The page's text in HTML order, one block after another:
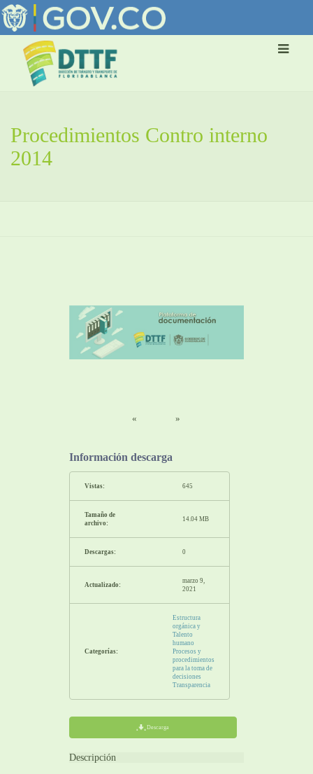
Procedimientos Contro interno
2014
« »
Información descarga
Vistas: 645
Tamaño de
archivo:
14.04 MB
Descargas: 0
Actualizado:
marzo 9,
2021
Categorías:
Estructura
orgánica y
Talento
humano
Procesos y
procedimientos
para la toma de
decisiones
Transparencia
Descarga
Descripción